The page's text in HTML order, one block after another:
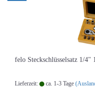
felo Steckschlüsselsatz 1/
Lieferzeit: ca. 1-3 Tage